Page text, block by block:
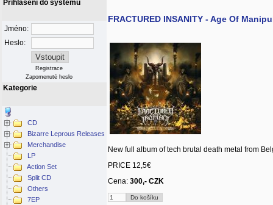
Přihlášení do systému
Jméno:
Heslo:
Registrace
Zapomenuté heslo
Kategorie
CD
Bizarre Leprous Releases
Merchandise
LP
Action Set
Split CD
Others
7EP
FRACTURED INSANITY - Age Of
New full album of tech brutal death metal from
PRICE 12,5€
Cena: 300,- CZK